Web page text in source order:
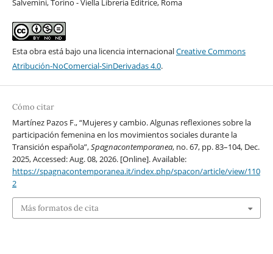
Salvemini, Torino - Viella Libreria Editrice, Roma
Esta obra está bajo una licencia internacionalCreative Commons
Atribución-NoComercial-SinDerivadas 4.0.
Cómo citar
Martínez Pazos F., “Mujeres y cambio. Algunas reflexiones sobre la
participación femenina en los movimientos sociales durante la
Transición española”,Spagnacontemporanea, no. 67, pp. 83–104, Dec.
2025, Accessed: Aug. 08, 2026. [Online]. Available:
https://spagnacontemporanea.it/index.php/spacon/article/view/110
2
Más formatos de cita